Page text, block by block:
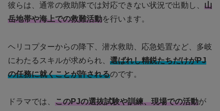
彼らは、通常の救助隊では対応できない状況で出動し、 山
岳地帯や海上での救難活動を行います。
ヘリコプターからの降下、潜水救助、応急処置など、多岐
にわたるスキルが求められ、 選ばれし精鋭たちだけがPJ
の任務に就くことが許されるのです。
ドラマでは、 このPJの選抜試験や訓練、現場での活動が